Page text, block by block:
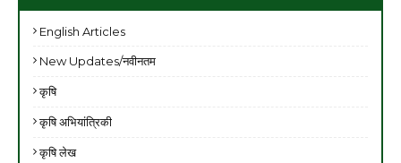
English Articles
New Updates/नवीनतम
कृषि
कृषि अभियांत्रिकी
कृषि लेख